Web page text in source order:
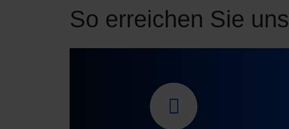
So erreichen Sie uns